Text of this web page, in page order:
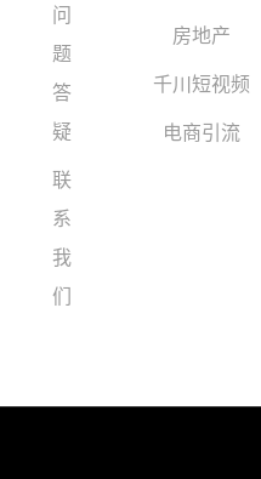
问
题
答
疑
联
系
我
们
房地产
千川短视频
电商引流